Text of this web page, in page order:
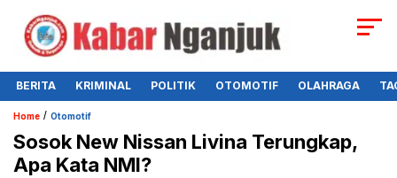
BERITA KRIMINAL POLITIK OTOMOTIF OLAHRAGA
Home / Otomotif
Sosok New Nissan Livina Terungkap,
Apa Kata NMI?